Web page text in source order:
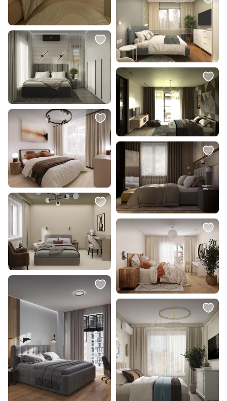
Абердин LSP-8223
В корзину
Кенти 07631-1A,19
В корзину
7 900 ₽
Подвес KINK Light Далия 08040-
1A,19(4000K)
В корзину
25 400 ₽
17 800 ₽
Напольный светильник с
плафоном Eurosvet Ringo
01139/1, E27 230V 4690389189111
В корзину
22 940 ₽
Торшер LOFT IT Sonni 10145 40W
E27 220V 10145 Gold
В корзину
6 488 ₽
Подушка декоративная Eglo
SHOURA 420266
В корзину